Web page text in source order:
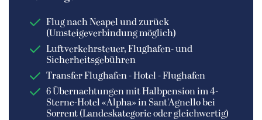
Flug nach Neapel und zurück
(Umsteigeverbindung möglich)
Luftverkehrsteuer, Flughafen- und
Sicherheitsgebühren
Transfer Flughafen - Hotel - Flughafen
6 Übernachtungen mit Halbpension im 4-
Sterne-Hotel «Alpha» in Sant'Agnello bei
Sorrent (Landeskategorie oder gleichwertig)